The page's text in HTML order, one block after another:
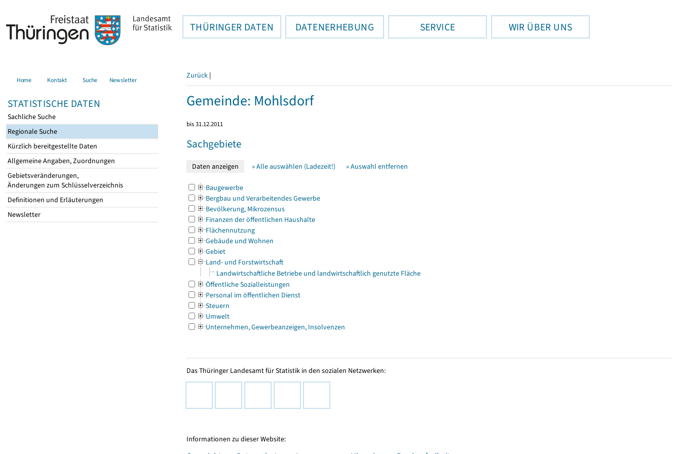
THÜRINGER DATEN DATENERHEBUNG SERVICE WIR ÜBER UNS
Home Kontakt Suche Newsletter
STATISTISCHE DATEN
Sachliche Suche
Regionale Suche
Kürzlich bereitgestellte Daten
Allgemeine Angaben, Zuordnungen
Gebietsveränderungen,
Änderungen zum Schlüsselverzeichnis
Definitionen und Erläuterungen
Newsletter
Zurück |
Gemeinde: Mohlsdorf
bis 31.12.2011
Sachgebiete
» Alle auswählen (Ladezeit!) » Auswahl entfernen
Baugewerbe
Bergbau und Verarbeitendes Gewerbe
Bevölkerung, Mikrozensus
Finanzen der öffentlichen Haushalte
Flächennutzung
Gebäude und Wohnen
Gebiet
Land- und Forstwirtschaft
Landwirtschaftliche Betriebe und landwirtschaftlich genutzte Fläche
Öffentliche Sozialleistungen
Personal im öffentlichen Dienst
Steuern
Umwelt
Unternehmen, Gewerbeanzeigen, Insolvenzen
Das Thüringer Landesamt für Statistik in den sozialen Netzwerken:
Informationen zu dieser Website: